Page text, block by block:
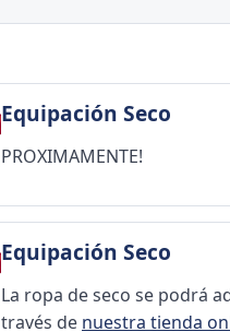
Equipación Seco
PROXIMAMENTE!
Equipación Seco
La ropa de seco se podrá
través de nuestra tienda